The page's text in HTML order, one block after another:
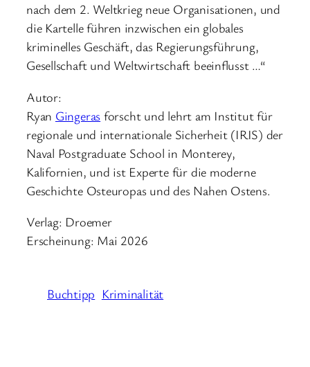
nach dem 2. Weltkrieg neue Organisationen, und
die Kartelle führen inzwischen ein globales
kriminelles Geschäft, das Regierungsführung,
Gesellschaft und Weltwirtschaft beeinflusst …“
Autor:
Ryan Gingeras forscht und lehrt am Institut für
regionale und internationale Sicherheit (IRIS) der
Naval Postgraduate School in Monterey,
Kalifornien, und ist Experte für die moderne
Geschichte Osteuropas und des Nahen Ostens.
Verlag: Droemer
Erscheinung: Mai 2026
Buchtipp Kriminalität